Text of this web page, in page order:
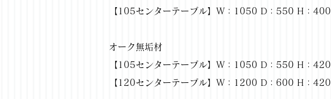
【105センターテーブル】W：1050 D：550 H：400
オーク無垢材
【105センターテーブル】W：1050 D：550 H：420
【120センターテーブル】W：1200 D：600 H：420